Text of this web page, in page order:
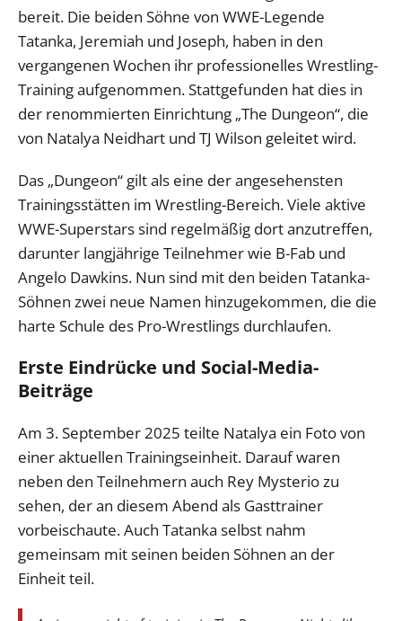
bereit. Die beiden Söhne von WWE-Legende
Tatanka, Jeremiah und Joseph, haben in den
vergangenen Wochen ihr professionelles Wrestling-
Training aufgenommen. Stattgefunden hat dies in
der renommierten Einrichtung „The Dungeon“, die
von Natalya Neidhart und TJ Wilson geleitet wird.
Das „Dungeon“ gilt als eine der angesehensten
Trainingsstätten im Wrestling-Bereich. Viele aktive
WWE-Superstars sind regelmäßig dort anzutreffen,
darunter langjährige Teilnehmer wie B-Fab und
Angelo Dawkins. Nun sind mit den beiden Tatanka-
Söhnen zwei neue Namen hinzugekommen, die die
harte Schule des Pro-Wrestlings durchlaufen.
Erste Eindrücke und Social-Media-
Beiträge
Am 3. September 2025 teilte Natalya ein Foto von
einer aktuellen Trainingseinheit. Darauf waren
neben den Teilnehmern auch Rey Mysterio zu
sehen, der an diesem Abend als Gasttrainer
vorbeischaute. Auch Tatanka selbst nahm
gemeinsam mit seinen beiden Söhnen an der
Einheit teil.